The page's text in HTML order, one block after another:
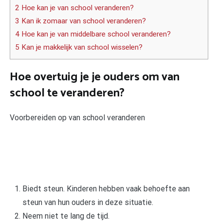
2 Hoe kan je van school veranderen?
3 Kan ik zomaar van school veranderen?
4 Hoe kan je van middelbare school veranderen?
5 Kan je makkelijk van school wisselen?
Hoe overtuig je je ouders om van
school te veranderen?
Voorbereiden op van school veranderen
Biedt steun. Kinderen hebben vaak behoefte aan
steun van hun ouders in deze situatie.
Neem niet te lang de tijd.